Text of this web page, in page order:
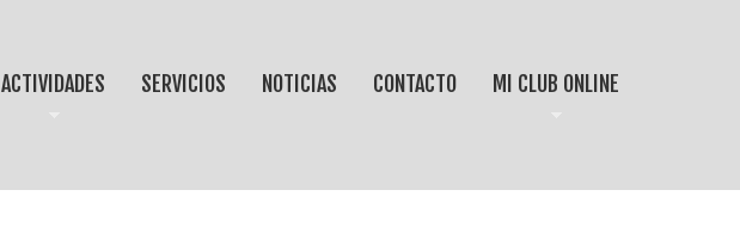
ACTIVIDADES SERVICIOS NOTICIAS CONTACTO MI CLUB ONLINE